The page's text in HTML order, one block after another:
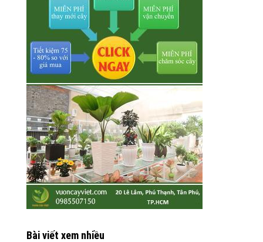
Bài viết xem nhiều